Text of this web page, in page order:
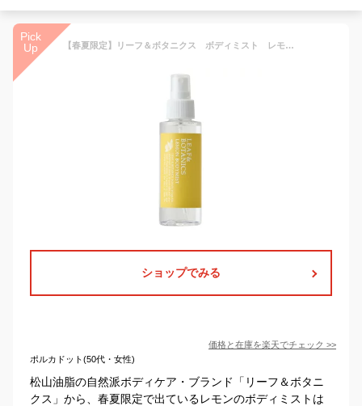
Pick
Up
【春夏限定】リーフ＆ボタニクス ボディミスト レモン（100mL）
ショップでみる
価格と在庫を楽天でチェック >>
ポルカドット(50代・女性)
松山油脂の自然派ボディケア・ブランド「リーフ＆ボタニ
クス」から、春夏限定で出ているレモンのボディミストは